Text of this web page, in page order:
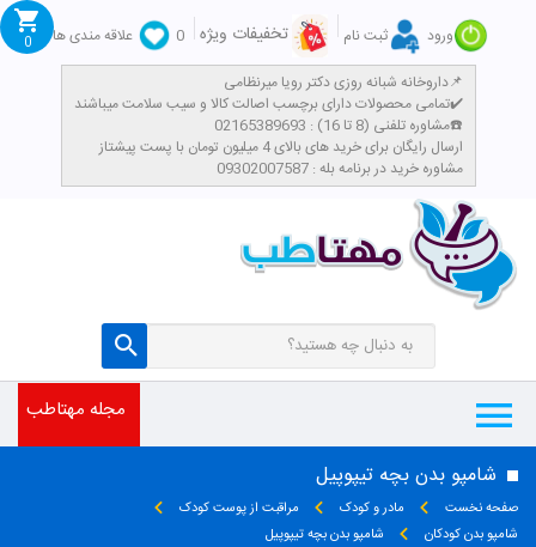
ورود ثبت نام تخفیفات ویژه 0
علاقه مندی ها
داروخانه شبانه روزی دکتر رویا میرنظامی📌
تمامی محصولات دارای برچسب اصالت کالا و سیب سلامت میباشند✔️
مشاوره تلفنی (8 تا 16) : 02165389693☎️
​ارسال رایگان برای خرید های بالای 4 میلیون تومان با پست پیشتاز
مشاوره خرید در برنامه بله : 09302007587
0
مجله مهتاطب
شامپو بدن بچه تیپوپیل
صفحه نخست مادر و کودک
مراقبت از پوست کودک
شامپو بدن کودکان
شامپو بدن بچه تیپوپیل